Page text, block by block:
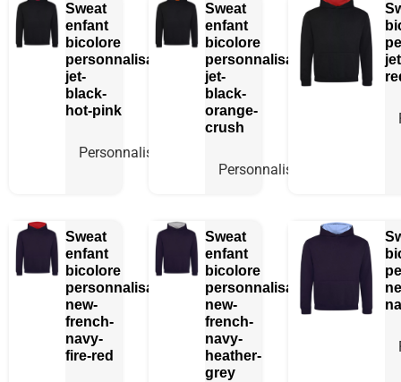
Sweat
enfant
bicolore
personnalisable
jet-
black-
hot-pink
Personnaliser
Sweat
enfant
bicolore
personnalisable
jet-
black-
orange-
crush
Personnaliser
Sweat
enfant
bicolore
personnalisable
new-
french-
navy-
fire-red
Sweat
enfant
bicolore
personnalisable
new-
french-
navy-
heather-
grey